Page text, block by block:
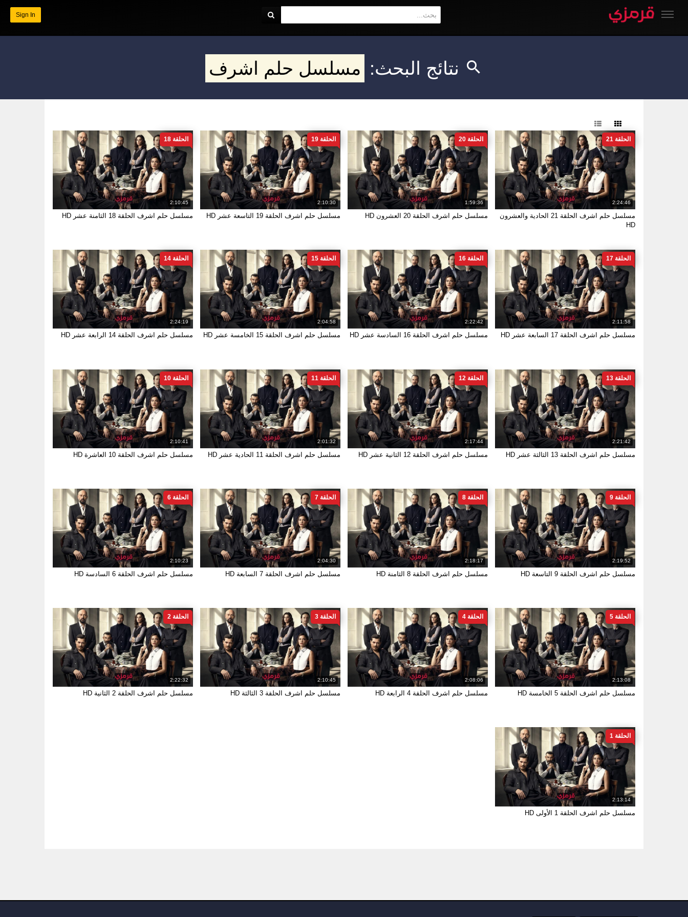
Sign In
نتائج البحث: مسلسل حلم اشرف
2:24:46
الحلقة 21
مسلسل حلم اشرف الحلقة 21 الحادية والعشرون
HD
1:59:36
الحلقة 20
مسلسل حلم اشرف الحلقة 20 العشرون HD
2:10:30
الحلقة 19
مسلسل حلم اشرف الحلقة 19 التاسعة عشر HD
2:10:45
الحلقة 18
مسلسل حلم اشرف الحلقة 18 الثامنة عشر HD
2:11:58
الحلقة 17
مسلسل حلم اشرف الحلقة 17 السابعة عشر HD
2:22:42
الحلقة 16
مسلسل حلم اشرف الحلقة 16 السادسة عشر HD
2:04:58
الحلقة 15
مسلسل حلم اشرف الحلقة 15 الخامسة عشر HD
2:24:19
الحلقة 14
مسلسل حلم اشرف الحلقة 14 الرابعة عشر HD
2:21:42
الحلقة 13
مسلسل حلم اشرف الحلقة 13 الثالثة عشر HD
2:17:44
الحلقة 12
مسلسل حلم اشرف الحلقة 12 الثانية عشر HD
2:01:32
الحلقة 11
مسلسل حلم اشرف الحلقة 11 الحادية عشر HD
2:10:41
الحلقة 10
مسلسل حلم اشرف الحلقة 10 العاشرة HD
2:19:52
الحلقة 9
مسلسل حلم اشرف الحلقة 9 التاسعة HD
2:18:17
الحلقة 8
مسلسل حلم اشرف الحلقة 8 الثامنة HD
2:04:30
الحلقة 7
مسلسل حلم اشرف الحلقة 7 السابعة HD
2:10:23
الحلقة 6
مسلسل حلم اشرف الحلقة 6 السادسة HD
2:13:08
الحلقة 5
مسلسل حلم اشرف الحلقة 5 الخامسة HD
2:08:06
الحلقة 4
مسلسل حلم اشرف الحلقة 4 الرابعة HD
2:10:45
الحلقة 3
مسلسل حلم اشرف الحلقة 3 الثالثة HD
2:22:32
الحلقة 2
مسلسل حلم اشرف الحلقة 2 الثانية HD
2:13:14
الحلقة 1
مسلسل حلم اشرف الحلقة 1 الأولى HD